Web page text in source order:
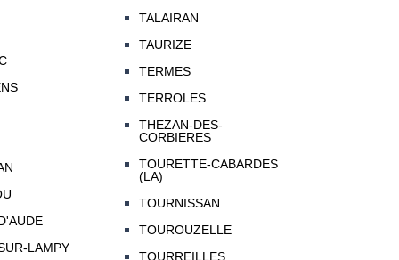
LAMPY
TALAIRAN
TAURIZE
TERMES
TERROLES
THEZAN-DES-
CORBIERES
TOURETTE-CABARDES
(LA)
TOURNISSAN
TOUROUZELLE
TOURREILLES